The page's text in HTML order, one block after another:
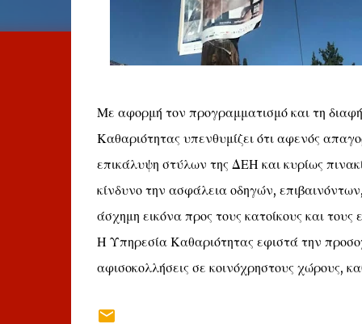
Με αφορμή τον προγραμματισμό και τη
Καθαριότητας υπενθυμίζει ότι αφενός
επικάλυψη στύλων της ΔΕΗ και κυρίως
κίνδυνο την ασφάλεια οδηγών,
άσχημη εικόνα προς τους κατοίκους και τους
Η Υπηρεσία Καθαριότητας εφιστά την
αφισοκολλήσεις σε κοινόχρηστους χώρους,